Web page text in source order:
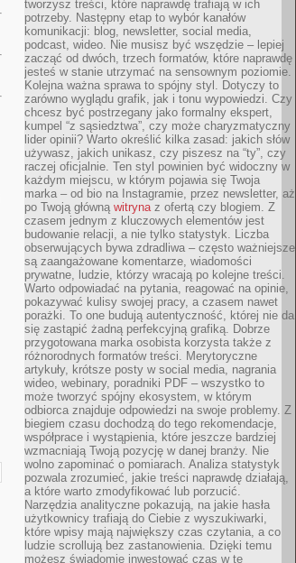
tworzysz treści, które naprawdę trafiają w ich
potrzeby. Następny etap to wybór kanałów
komunikacji: blog, newsletter, social media,
podcast, wideo. Nie musisz być wszędzie – lepiej
zacząć od dwóch, trzech formatów, które naprawdę
jesteś w stanie utrzymać na sensownym poziomie.
Kolejna ważna sprawa to spójny styl. Dotyczy to
zarówno wyglądu grafik, jak i tonu wypowiedzi. Czy
chcesz być postrzegany jako formalny ekspert,
kumpel “z sąsiedztwa”, czy może charyzmatyczny
lider opinii? Warto określić kilka zasad: jakich słów
używasz, jakich unikasz, czy piszesz na “ty”, czy
raczej oficjalnie. Ten styl powinien być widoczny w
każdym miejscu, w którym pojawia się Twoja
marka – od bio na Instagramie, przez newsletter, aż
po Twoją główną witrynaz ofertą czy blogiem. Z
czasem jednym z kluczowych elementów jest
budowanie relacji, a nie tylko statystyk. Liczba
obserwujących bywa zdradliwa – często ważniejsze
są zaangażowane komentarze, wiadomości
prywatne, ludzie, którzy wracają po kolejne treści.
Warto odpowiadać na pytania, reagować na opinie,
pokazywać kulisy swojej pracy, a czasem nawet
porażki. To one budują autentyczność, której nie da
się zastąpić żadną perfekcyjną grafiką. Dobrze
przygotowana marka osobista korzysta także z
różnorodnych formatów treści. Merytoryczne
artykuły, krótsze posty w social media, nagrania
wideo, webinary, poradniki PDF – wszystko to
może tworzyć spójny ekosystem, w którym
odbiorca znajduje odpowiedzi na swoje problemy. Z
biegiem czasu dochodzą do tego rekomendacje,
współprace i wystąpienia, które jeszcze bardziej
wzmacniają Twoją pozycję w danej branży. Nie
wolno zapominać o pomiarach. Analiza statystyk
pozwala zrozumieć, jakie treści naprawdę działają,
a które warto zmodyfikować lub porzucić.
Narzędzia analityczne pokazują, na jakie hasła
użytkownicy trafiają do Ciebie z wyszukiwarki,
które wpisy mają największy czas czytania, a co
ludzie scrollują bez zastanowienia. Dzięki temu
możesz świadomie inwestować czas w te